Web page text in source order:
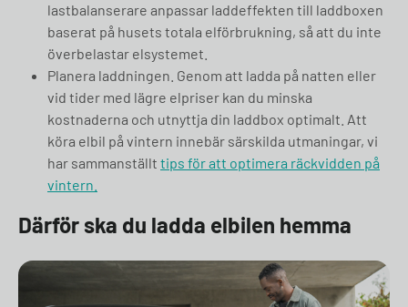
lastbalanserare anpassar laddeffekten till laddboxen
baserat på husets totala elförbrukning, så att du inte
överbelastar elsystemet.
Planera laddningen. Genom att ladda på natten eller
vid tider med lägre elpriser kan du minska
kostnaderna och utnyttja din laddbox optimalt. Att
köra elbil på vintern innebär särskilda utmaningar, vi
har sammanställt tips för att optimera räckvidden på
vintern.
Därför ska du ladda elbilen hemma